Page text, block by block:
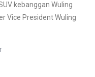
kebanggan Wuling
Vice President Wuling